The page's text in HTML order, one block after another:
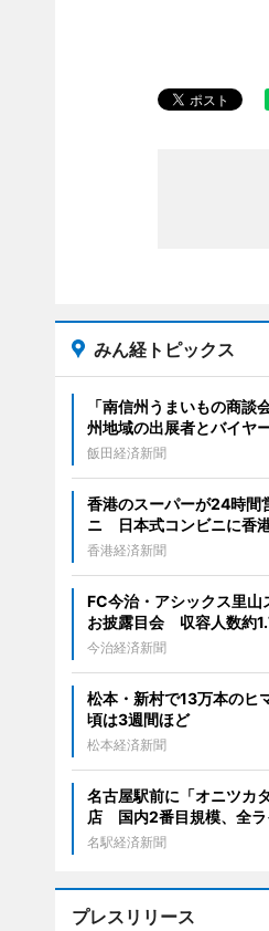
みん経トピックス
「南信州うまいもの商
州地域の出展者とバイヤ
飯田経済新聞
香港のスーパーが24時間
ニ 日本式コンビニに香
香港経済新聞
FC今治・アシックス里山
お披露目会 収容人数約
今治経済新聞
松本・新村で13万本の
頃は3週間ほど
松本経済新聞
名古屋駅前に「オニツカ
店 国内2番目規模、全ラ
名駅経済新聞
プレスリリース